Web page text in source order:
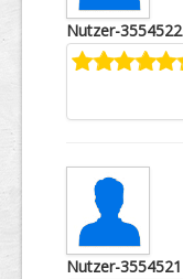
Nutzer-3554522
Nutzer-3554521